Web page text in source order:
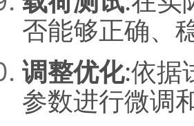
否能够正确、
调整优化:依据
参数进行微调